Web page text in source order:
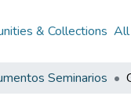
& Collections All
Seminarios